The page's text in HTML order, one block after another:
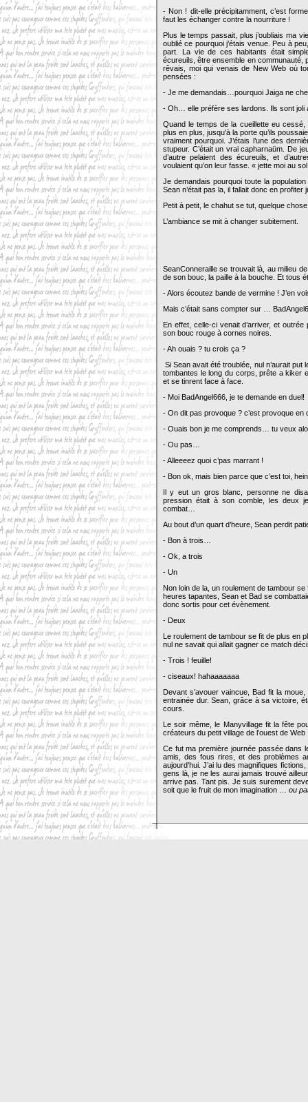
- Non ! dit-elle précipitamment, c’est
faut les échanger contre la nourriture !
Plus le temps passait, plus j’oubliais ma
oublié ce pourquoi j’étais venue. Peu à
part. La vie de ces habitants était
écureuils, être ensemble en communauté,
rêvais, moi qui venais de New Web où
pensées :
- Je me demandais…pourquoi Jaiga ne
- Oh… elle préfère ses lardons. Ils sont joli
Quand le temps de la cueillette eu
plus en plus, jusqu'à la porte qu’ils
vraiment pourquoi. J’étais l’une des
stupeur. C’était un vrai capharnaüm. De
d’autre pelaient des écureuils, et
voulaient qu’on leur fasse. « jette moi au
Je demandais pourquoi toute la
Sean n’était pas la, il fallait donc en profiter
Petit à petit, le chahut se tut, quelque chose
L’ambiance se mit à changer subitement.
SeanConneraille se trouvait là, au milieu
de son bouc, la paille à la bouche. Et tous
- Alors écoutez bande de vermine ! J’en
Mais c’était sans compter sur …
En effet, celle-ci venait d’arriver, et
son bouc rouge à cornes noires.
- Ah ouais ? tu crois ça ?
Si Sean avait été troublée, nul n’aurait
tombantes le long du corps, prête a kiker
et se tinrent face à face.
- Moi BadAngel666, je te demande en duel!
- On dit pas provoque ? c’est provoque en
- Ouais bon je me comprends… tu veux
- Ou pas…
- Alleeeez quoi c’pas marrant !
- Bon ok, mais bien parce que c’est toi,
Il y eut un gros blanc, personne ne
pression était à son comble, les deux
combat…
Au bout d’un quart d’heure, Sean perdit
- Bon à trois…
- Ok, a trois
- Un
Non loin de la, un roulement de tambour
heures tapantes, Sean et Bad se
donc sortis pour cet évènement.
- Deux
Le roulement de tambour se fit de plus en
nul ne savait qui allait gagner ce match
- Trois ! feuille!
- ciseaux! hahaaaaaaa
Devant s’avouer vaincue, Bad fit la moue,
entrainée dur. Sean, grâce à sa victoire,
cours.
Le soir même, le Manyvillage fit la fête
créateurs du petit village de l’ouest de
Ce fut ma première journée passée dans
amis, des fous rires, et des problèmes
aujourd’hui. J’ai lu des magnifiques
gens là, je ne les aurai jamais trouvé
arrive pas. Tant pis. Je suis surement
soit que le fruit de mon imagination … ou